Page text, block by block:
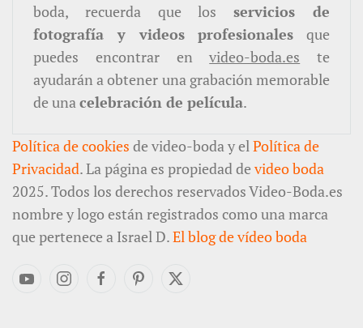
boda, recuerda que losservicios de
fotografía y videos profesionales que
puedes encontrar envideo-boda.es te
ayudarán a obtener una grabación memorable
de unacelebración de película.
Política de cookies de video-boda y elPolítica de
Privacidad. La página es propiedad de video boda
2025. Todos los derechos reservados Video-Boda.es
nombre y logo están registrados como una marca
que pertenece a Israel D.El blog de vídeo boda